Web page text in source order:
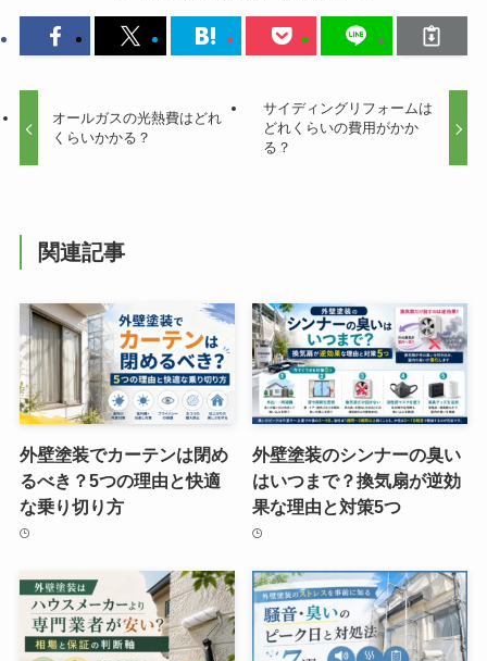
オールガスの光熱費はどれ
くらいかかる？
サイディングリフォームは
どれくらいの費用がかか
る？
関連記事
外壁塗装でカーテンは閉め
るべき？5つの理由と快適
な乗り切り方
外壁塗装のシンナーの臭い
はいつまで？換気扇が逆効
果な理由と対策5つ